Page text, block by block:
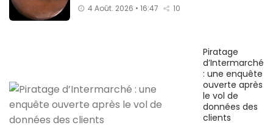
4 Août. 2026 • 16:47 10
Piratage
d’Intermarché
: une enquête
ouverte après
le vol de
données des
clients